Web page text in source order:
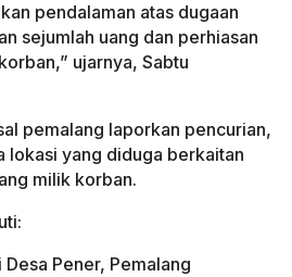
pendalaman atas dugaan
sejumlah uang dan perhiasan
ujarnya, Sabtu
pemalang laporkan pencurian,
lokasi yang diduga berkaitan
milik korban.
Pener, Pemalang